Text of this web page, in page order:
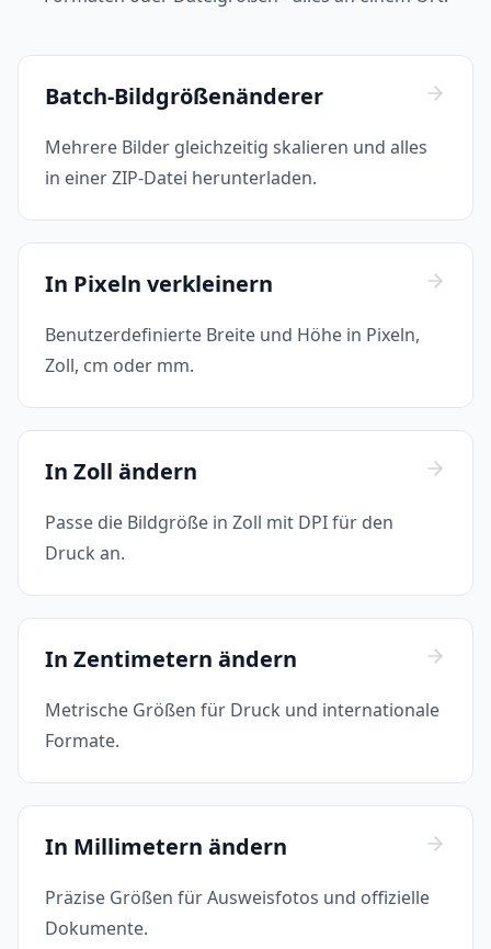
Batch-Bildgrößenänderer
Mehrere Bilder gleichzeitig skalieren und alles
in einer ZIP-Datei herunterladen.
In Pixeln verkleinern
Benutzerdefinierte Breite und Höhe in Pixeln,
Zoll, cm oder mm.
In Zoll ändern
Passe die Bildgröße in Zoll mit DPI für den
Druck an.
In Zentimetern ändern
Metrische Größen für Druck und internationale
Formate.
In Millimetern ändern
Präzise Größen für Ausweisfotos und offizielle
Dokumente.